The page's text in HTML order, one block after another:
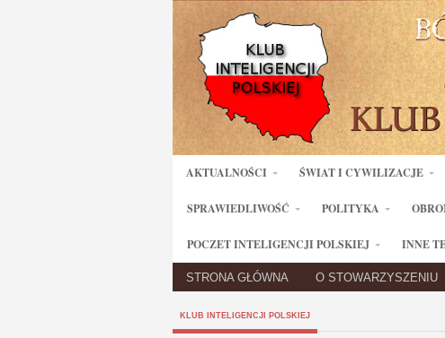
AKTUALNOŚCI ŚWIAT I CYWILIZACJE
SPRAWIEDLIWOŚĆ POLITYKA
POCZET INTELIGENCJI POLSKIEJ INNE
STRONA GŁÓWNA O STOWARZYSZENIU
KLUB INTELIGENCJI POLSKIEJ